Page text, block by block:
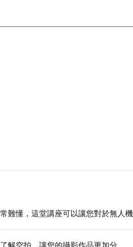
懂，這堂講座可以讓您對於無人機